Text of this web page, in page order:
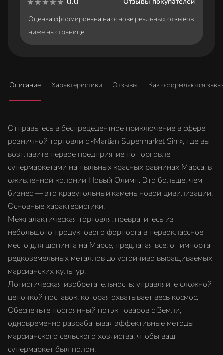
Оценка сформирована на основе реальных отзывов
ниже на странице.
Описание Характеристики Отзывы Как оформляются
Отправьтесь в беспрецедентное приключение в сфере
розничной торговли с «Martian Supermarket Sim», где вы
возглавите первое предприятие по торговле
супермаркетами на пыльных красных равнинах Марса, в
оживленной колонии Новый Олимп. Это больше, чем
бизнес — это краеугольный камень новой цивилизации.
Основные характеристики:
Межгалактическая торговля: превратитесь из
небольшого продуктового форпоста в первоклассное
место для шопинга на Марсе, предлагая все: от импорта
редкоземельных металлов до устойчиво выращиваемых
марсианских культур.
Логистическая изобретательность: управляйте сложной
цепочкой поставок, которая охватывает весь космос.
Обеспечьте постоянный поток товаров с Земли,
одновременно разрабатывая эффективные методы
марсианского сельского хозяйства, чтобы ваш
супермаркет был полон.